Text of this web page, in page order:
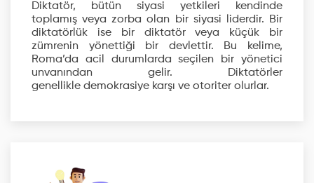
Diktatör, bütün siyasi yetkileri kendinde
toplamış veya zorba olan bir siyasi liderdir. Bir
diktatörlük ise bir diktatör veya küçük bir
zümrenin yönettiği bir devlettir. Bu kelime,
Roma’da acil durumlarda seçilen bir yönetici
unvanından gelir. Diktatörler
genellikle demokrasiye karşı ve otoriter olurlar.